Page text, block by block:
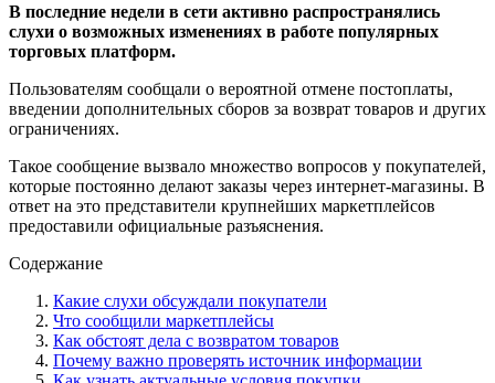
В последние недели в сети активно распространялись
слухи о возможных изменениях в работе популярных
торговых платформ.
Пользователям сообщали о вероятной отмене постоплаты,
введении дополнительных сборов за возврат товаров и других
ограничениях.
Такое сообщение вызвало множество вопросов у покупателей,
которые постоянно делают заказы через интернет-магазины. В
ответ на это представители крупнейших маркетплейсов
предоставили официальные разъяснения.
Содержание
Какие слухи обсуждали покупатели
Что сообщили маркетплейсы
Как обстоят дела с возвратом товаров
Почему важно проверять источник информации